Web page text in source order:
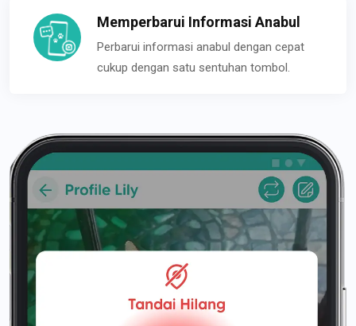
Memperbarui Informasi Anabul
Perbarui informasi anabul dengan cepat
cukup dengan satu sentuhan tombol.